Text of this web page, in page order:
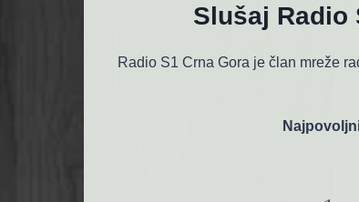
Slušaj Radio
Radio S1 Crna Gora je član mreže